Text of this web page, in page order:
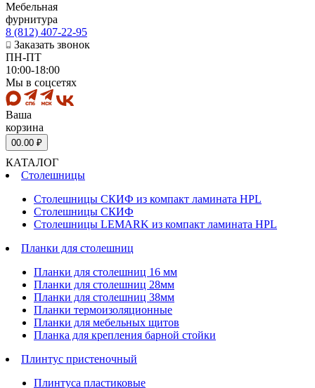
Мебельная
фурнитура
8 (812) 407-22-95
Заказать звонок
ПН-ПТ
10:00-18:00
Мы в соцсетях
Ваша
корзина
00.00 ₽
КАТАЛОГ
Столешницы
Столешницы СКИФ из компакт ламината HPL
Столешницы СКИФ
Столешницы LEMARK из компакт ламината HPL
Планки для столешниц
Планки для столешниц 16 мм
Планки для столешниц 28мм
Планки для столешниц 38мм
Планки термоизоляционные
Планки для мебельных щитов
Планка для крепления барной стойки
Плинтус пристеночный
Плинтуса пластиковые